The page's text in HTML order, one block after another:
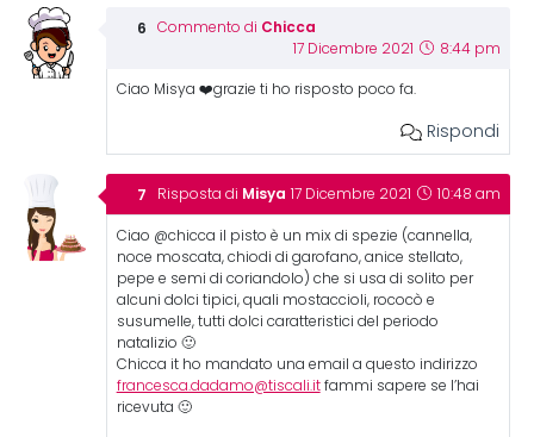
Commento di Chicca
17 Dicembre 2021 8:44 pm
Ciao Misya ❤️grazie ti ho risposto poco fa.
Rispondi
Risposta di Misya 17 Dicembre 2021 10:48 am
Ciao @chicca il pisto è un mix di spezie (cannella,
noce moscata, chiodi di garofano, anice stellato,
pepe e semi di coriandolo) che si usa di solito per
alcuni dolci tipici, quali mostaccioli, rococò e
susumelle, tutti dolci caratteristici del periodo
natalizio 🙂
Chicca it ho mandato una email a questo indirizzo
francesca.dadamo@tiscali.itfammi sapere se l’hai
ricevuta 🙂